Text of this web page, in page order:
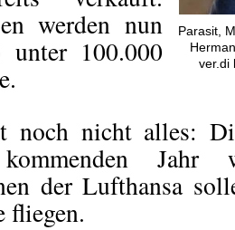
Parasit,
ver.di
werden nun
100.000
noch nicht alles:
Jahr
der Lufthansa
fliegen.